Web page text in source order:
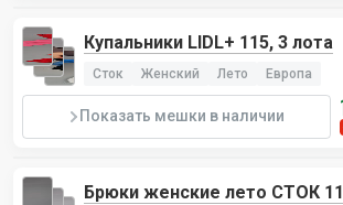
Купальники LIDL+ 115, 3 лота
Сток Женский Лето Европа
Показать мешки в наличии
Брюки женские лето СТОК